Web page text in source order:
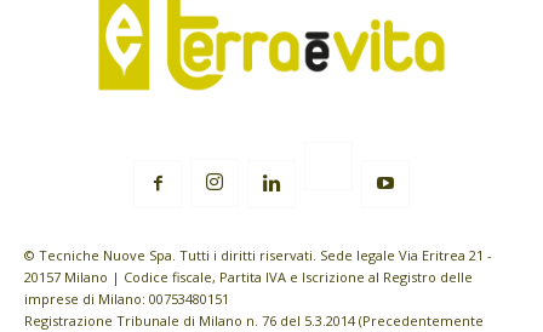
© Tecniche Nuove Spa. Tutti i diritti riservati. Sede legale Via Eritrea 21 -
20157 Milano | Codice fiscale, Partita IVA e Iscrizione al Registro delle
imprese di Milano: 00753480151
Registrazione Tribunale di Milano n. 76 del 5.3.2014 (Precedentemente